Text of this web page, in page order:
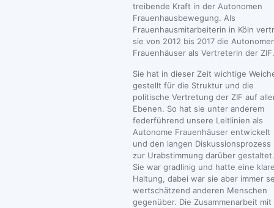
treibende Kraft in der Autonomen
Frauenhausbewegung. Als
Frauenhausmitarbeiterin in Köln
sie von 2012 bis 2017 die
Frauenhäuser als Vertreterin der ZIF.
Sie hat in dieser Zeit wichtige
gestellt für die Struktur und die
politische Vertretung der ZIF auf
Ebenen. So hat sie unter anderem
federführend unsere Leitlinien als
Autonome Frauenhäuser entwickelt
und den langen Diskussionsprozess
zur Urabstimmung darüber gestaltet.
Sie war gradlinig und hatte eine
Haltung, dabei war sie aber immer
wertschätzend anderen Menschen
gegenüber. Die Zusammenarbeit mit